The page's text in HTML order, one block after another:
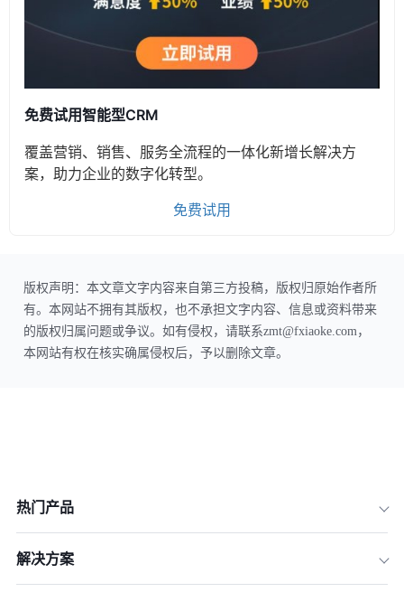
免费试用智能型CRM
覆盖营销、销售、服务全流程的一体化新增长解决方
案，助力企业的数字化转型。
免费试用
版权声明：本文章文字内容来自第三方投稿，版权归原始作者所
有。本网站不拥有其版权，也不承担文字内容、信息或资料带来
的版权归属问题或争议。如有侵权，请联系zmt@fxiaoke.com，
本网站有权在核实确属侵权后，予以删除文章。
热门产品
解决方案